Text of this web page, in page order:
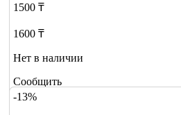
1500 ₸
1600 ₸
Нет в наличии
Сообщить
о наличии
-13%